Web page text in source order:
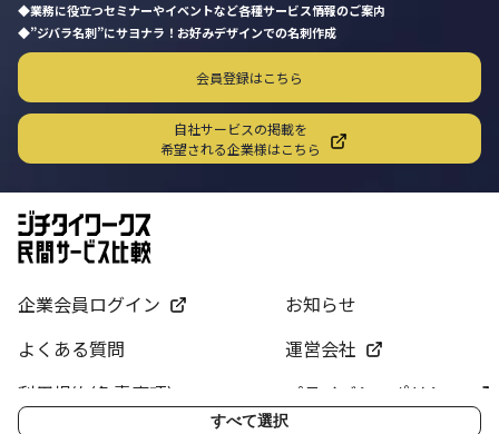
すべて選択
業務に役立つセミナーやイベントなど各種サービス情報のご案内
”ジバラ名刺”にサヨナラ！お好みデザインでの名刺作成
会員登録はこちら
自社サービスの掲載を
希望される企業様はこちら
企業会員ログイン
お知らせ
よくある質問
運営会社
利用規約(免責事項)
プライバシーポリシー